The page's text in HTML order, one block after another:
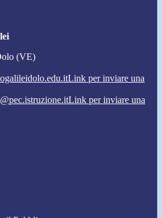
(VE)
Link per inviare una
Link per inviare una